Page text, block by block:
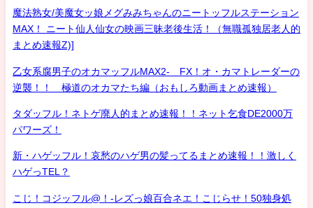
魔法熟女/美魔女ッ娘メグみみちゃんのニートッフルステーション
MAX！ ニート仙人仙女の映画三昧老後生活！（無職孤独居老人的
まとめ速報Z)]
乙女系腐男子のオカマッフルMAX2- FX！オ・カマトレーダーの
逆襲！！ 極道のオカマたち編（おもしろ動画まとめ速報）
タダッフル！ネトゲ廃人的まとめ速報！！ネット乞食DE2000万
パワーズ！
新・ハゲッフル！哀愁のハゲ男の髪ってるまとめ速報！！激しく
ハゲっTEL？
こじ！コジッフル@！-レズっ娘百合ネエ！こじらせ！50独身処